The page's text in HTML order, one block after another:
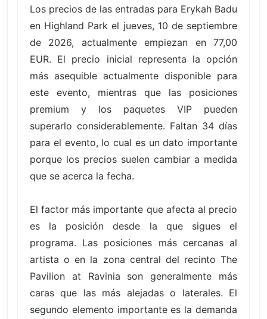
Los precios de las entradas para Erykah Badu
en Highland Park el jueves, 10 de septiembre
de 2026, actualmente empiezan en 77,00
EUR. El precio inicial representa la opción
más asequible actualmente disponible para
este evento, mientras que las posiciones
premium y los paquetes VIP pueden
superarlo considerablemente. Faltan 34 días
para el evento, lo cual es un dato importante
porque los precios suelen cambiar a medida
que se acerca la fecha.
El factor más importante que afecta al precio
es la posición desde la que sigues el
programa. Las posiciones más cercanas al
artista o en la zona central del recinto The
Pavilion at Ravinia son generalmente más
caras que las más alejadas o laterales. El
segundo elemento importante es la demanda